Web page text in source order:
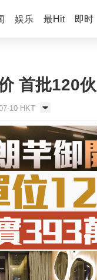
娱乐 最Hit 即时
首批120
10 HKT